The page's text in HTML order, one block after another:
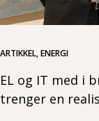
ARTIKKEL, ENERGI
EL og IT med i
trenger en